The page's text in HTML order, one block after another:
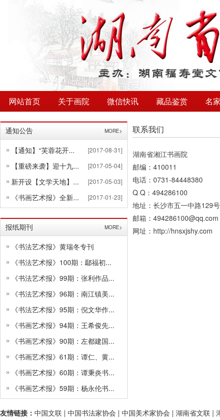
网站首页 关于画院 微信快讯 藏品鉴赏 名
通知公告 MORE>
【通知】“芙蓉花开... [2017-08-31]
【重磅来袭】迎十九... [2017-05-04]
新开设【文学天地】... [2017-05-03]
《书画艺术报》全新... [2017-01-23]
报纸期刊 MORE>
《书法艺术报》黄瑞冬专刊
《书法艺术报》100期：鄢福初...
《书法艺术报》99期：张利作品...
《书法艺术报》96期：南江镇美...
《书法艺术报》95期：倪文华作...
《书画艺术报》94期：王希俊先...
《书画艺术报》90期：左都建国...
《书画艺术报》61期：谭仁、黄...
《书画艺术报》60期：谭秉炎书...
《书画艺术报》59期：杨永伦书...
联系我们
湖南省湘江书画院
邮编：410011
电话：0731-84448380
Q Q：494286100
地址：长沙市五一中路129
邮箱：494286100@qq.com
网址：http://hnsxjshy.com
友情链接： 中国文联 | 中国书法家协会 | 中国美术家协会 | 湖南省文联 |